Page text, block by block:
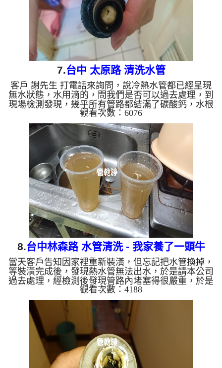
7.台中 太原路 清洗水管
客戶 謝先生 打電話來詢問，說冷熱水管都已經呈現
無水狀態，水用滴的，問我們是否可以過去處理，到
現場檢測發現，幾乎所有管路都結滿了碳酸鈣，水根
本過不去，當然無水可用，如下圖，於是我們架起
水管清洗機 器，開始 清洗水管 ， 洗水管 過程中，
水龍頭不斷冒出如牛奶的物質，清洗過程常常堵住，
本公司改用特殊工法， 水管清洗 約兩個小時，水管
終於可以正常出水。 清洗水管, 水管清洗, 洗水管, 熱
水管堵塞, 熱水忽冷忽熱 清洗水管,水管清洗, 洗水管,
熱水管堵塞, 熱水忽冷忽熱...
觀看次數：6076
8.台中林森路 水管清洗 - 我家養了一頭牛
當天客戶告知因家裡重新裝潢，但忘記把水管換掉，
等裝潢完成後，發現熱水管無法出水，於是請本公司
過去處理，經檢測後發現管路內堵塞得很嚴重，於是
我們架起 水管清洗機 器，剛把水打出管路外，就發
現管路內的水有油墨，如下圖，於是本公司開始 清
洗水管 ， 洗水管 過程中，水龍頭不斷冒出如牛奶的
物質，還不時出現大塊鐵鏽，三不五時還堵住，本公
司改用特殊工法， 水管清洗 約兩個小時，熱水管總
算正常出水。 清洗水管 水管清洗 洗水管 熱水管堵塞
熱水忽冷忽熱 ...
觀看次數：4188